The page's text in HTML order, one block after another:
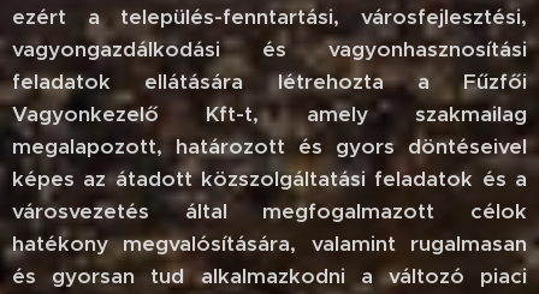
ezért a település-fenntartási, városfejlesztési,
vagyongazdálkodási és vagyonhasznosítási
feladatok ellátására létrehozta a Fűzfői
Vagyonkezelő Kft-t, amely szakmailag
megalapozott, határozott és gyors döntéseivel
képes az átadott közszolgáltatási feladatok és a
városvezetés által megfogalmazott célok
hatékony megvalósítására, valamint rugalmasan
és gyorsan tud alkalmazkodni a változó piaci